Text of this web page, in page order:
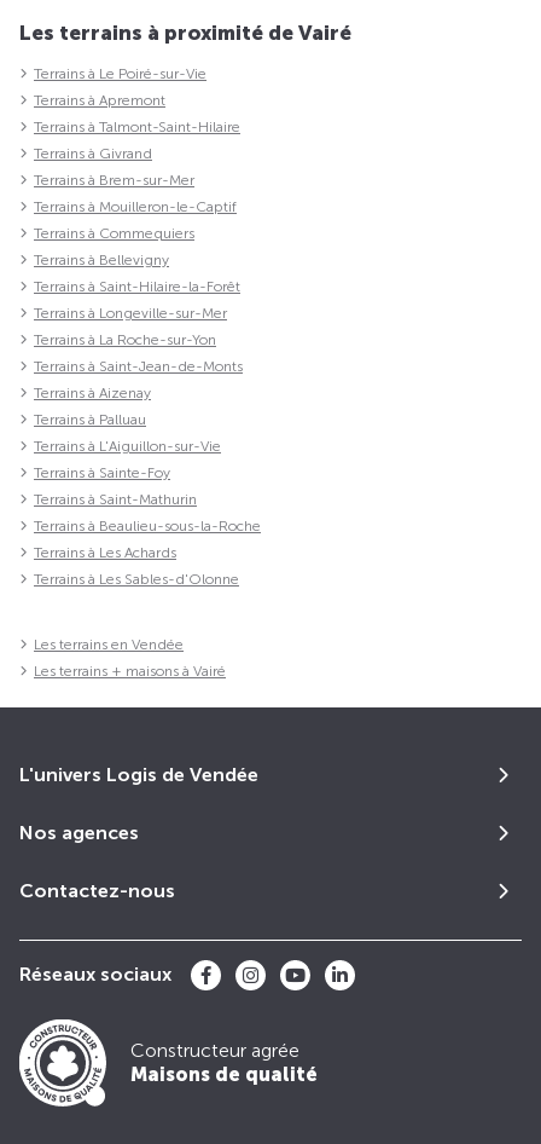
Les terrains à proximité de Vairé
Terrains à Le Poiré-sur-Vie
Terrains à Apremont
Terrains à Talmont-Saint-Hilaire
Terrains à Givrand
Terrains à Brem-sur-Mer
Terrains à Mouilleron-le-Captif
Terrains à Commequiers
Terrains à Bellevigny
Terrains à Saint-Hilaire-la-Forêt
Terrains à Longeville-sur-Mer
Terrains à La Roche-sur-Yon
Terrains à Saint-Jean-de-Monts
Terrains à Aizenay
Terrains à Palluau
Terrains à L'Aiguillon-sur-Vie
Terrains à Sainte-Foy
Terrains à Saint-Mathurin
Terrains à Beaulieu-sous-la-Roche
Terrains à Les Achards
Terrains à Les Sables-d'Olonne
Les terrains en Vendée
Les terrains + maisons à Vairé
L'univers Logis de Vendée
Nos agences
Contactez-nous
Réseaux sociaux
Constructeur agrée
Maisons de qualité